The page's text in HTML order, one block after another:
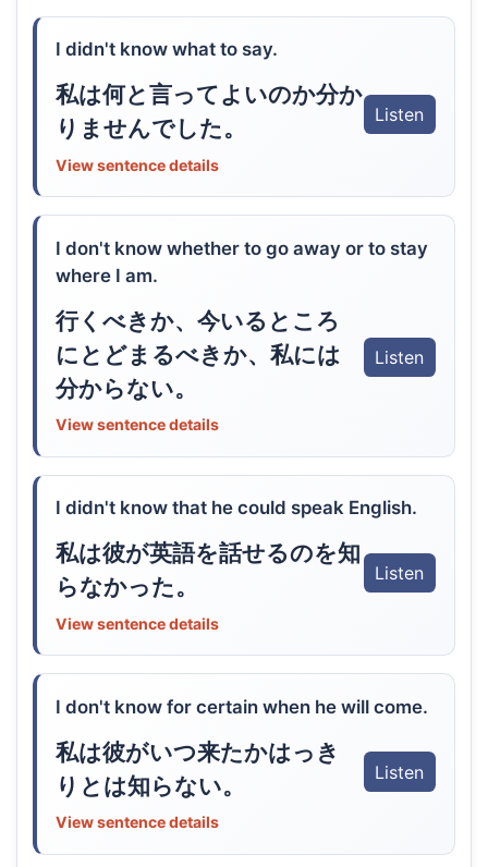
I didn't know what to say.
私は何と言ってよいのか分か
りませんでした。
Listen
View sentence details
I don't know whether to go away or to stay
where I am.
行くべきか、今いるところ
にとどまるべきか、私には
分からない。
Listen
View sentence details
I didn't know that he could speak English.
私は彼が英語を話せるのを知
らなかった。
Listen
View sentence details
I don't know for certain when he will come.
私は彼がいつ来たかはっき
りとは知らない。
Listen
View sentence details